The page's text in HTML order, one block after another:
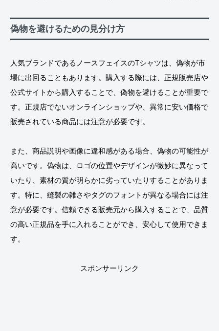
偽物を避けるための見分け方
人気ブランドであるノースフェイスのTシャツは、偽物が市
場に出回ることもあります。購入する際には、正規販売店や
公式サイトから購入することで、偽物を避けることが重要で
す。正規店でないオンラインショップや、異常に安い価格で
販売されている商品には注意が必要です。
また、商品説明や画像に違和感がある場合、偽物の可能性が
高いです。偽物は、ロゴの位置やデザインが微妙に異なって
いたり、素材の質が明らかに劣っていたりすることがありま
す。特に、縫製の雑さやタグのフォントが異なる場合には注
意が必要です。信頼できる販売元から購入することで、品質
の高い正規品を手に入れることができ、安心して使用できま
す。
スポンサーリンク